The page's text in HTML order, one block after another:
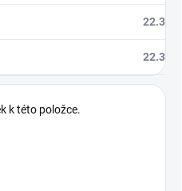
22.3
22.3
k této položce.